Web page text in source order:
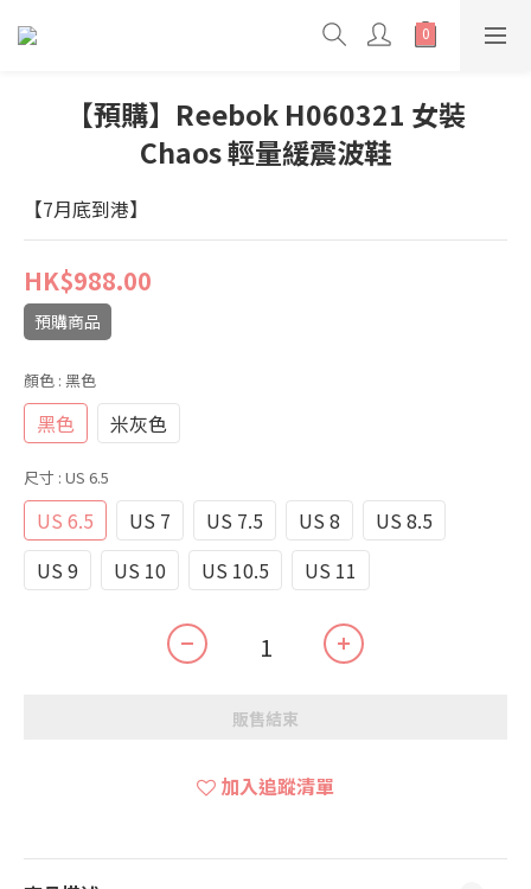
【預購】Reebok H060321 女裝
Chaos 輕量緩震波鞋
【7月底到港】
HK$988.00
預購商品
顏色 : 黑色
黑色 米灰色
尺寸 : US 6.5
US 6.5 US 7 US 7.5 US 8
US 8.5
US 9
US 10 US 10.5 US 11
販售結束
加入追蹤清單